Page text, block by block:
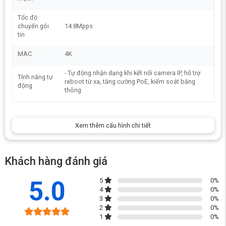
này đặc biệt hữu ích trong các doanh nghiệp cần phân chia các nhóm
làm việc khác nhau trên cùng một hệ thống mạng.
Tốc độ
chuyển gói
tin
14.8Mpps
MAC 4K
Tính năng tự
động
- Tự động nhận dạng khi kết nối camera IP, hỗ trợ
reboot từ xa, tăng cường PoE, kiểm soát băng
thông
Xem thêm cấu hình chi tiết
Khách hàng đánh giá
5.0 5 0%
4
0%
3
0%
2
0%
1
0%